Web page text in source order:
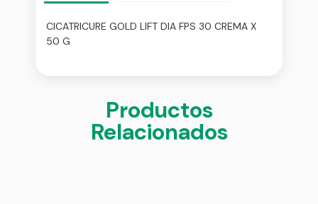
CICATRICURE GOLD LIFT DIA FPS 30 CREMA X
50 G
Productos
Relacionados